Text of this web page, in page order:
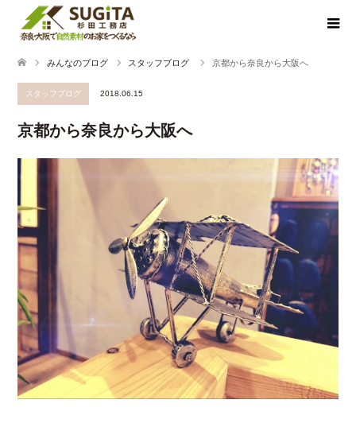
みんなのブログ スタッフブログ 京都から奈良から大阪へ
スタッフブログ 2018.06.15
京都から奈良から大阪へ